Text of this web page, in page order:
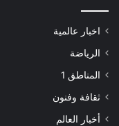
اخبار عالمية
الرياضة
المناطق 1
ثقافة وفنون
أخبار العالم